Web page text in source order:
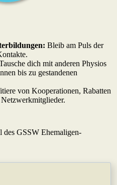
Bleib am Puls der
dich mit anderen Physios
bis zu gestandenen
von Kooperationen, Rabatten
des GSSW Ehemaligen-